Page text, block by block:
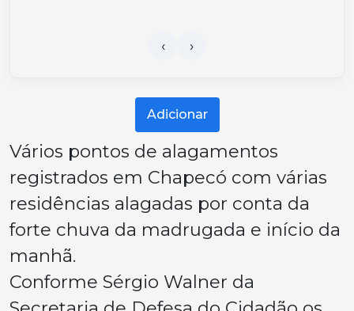
Adicionar
Vários pontos de alagamentos
registrados em Chapecó com várias
residências alagadas por conta da
forte chuva da madrugada e início da
manhã.
Conforme Sérgio Walner da